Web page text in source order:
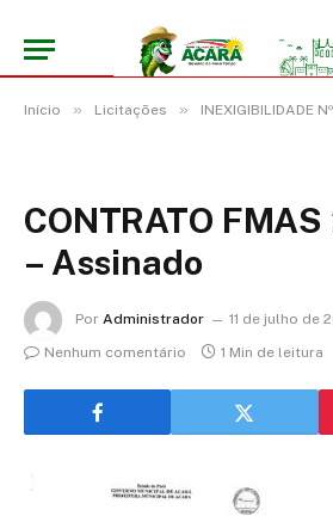
Início » Licitações » INEXIGIBILIDADE
CONTRATO
– Assinado
Por Administrador
11 de julho de
Nenhum comentário
1 Min de leitura